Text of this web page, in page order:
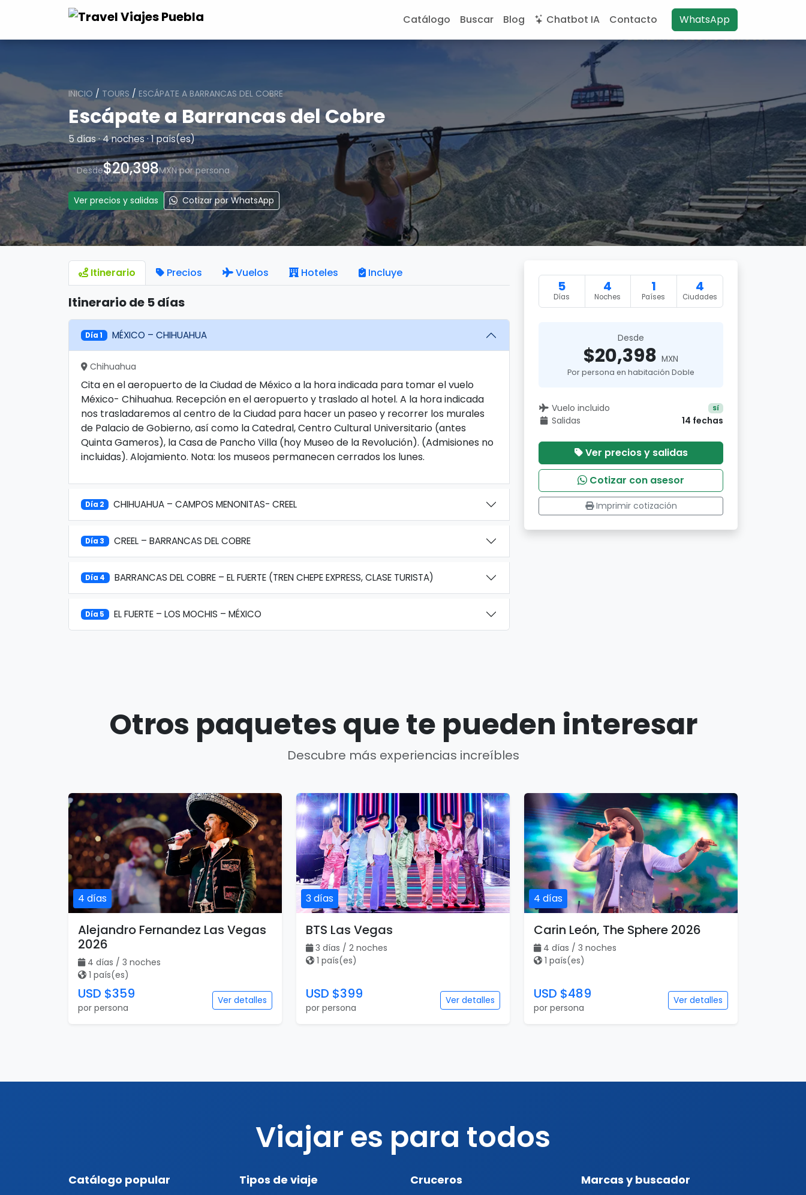
Catálogo Buscar Blog Chatbot IA Contacto WhatsApp
INICIO / TOURS / ESCÁPATE A BARRANCAS DEL COBRE
Escápate a Barrancas del Cobre
5 días · 4 noches · 1 país(es)
Desde$20,398MXN por persona
Ver precios y salidas Cotizar por WhatsApp
Itinerario Precios Vuelos Hoteles Incluye
Itinerario de 5 días
Día 1 MÉXICO – CHIHUAHUA
Chihuahua
Cita en el aeropuerto de la Ciudad de México a la hora indicada para tomar el vuelo
México- Chihuahua. Recepción en el aeropuerto y traslado al hotel. A la hora indicada
nos trasladaremos al centro de la Ciudad para hacer un paseo y recorrer los murales
de Palacio de Gobierno, así como la Catedral, Centro Cultural Universitario (antes
Quinta Gameros), la Casa de Pancho Villa (hoy Museo de la Revolución). (Admisiones no
incluidas). Alojamiento. Nota: los museos permanecen cerrados los lunes.
Día 2 CHIHUAHUA – CAMPOS MENONITAS- CREEL
Día 3 CREEL – BARRANCAS DEL COBRE
Día 4 BARRANCAS DEL COBRE – EL FUERTE (TREN CHEPE EXPRESS, CLASE TURISTA)
Día 5 EL FUERTE – LOS MOCHIS – MÉXICO
5
Días
4
Noches
1
Países
4
Ciudades
Desde
$20,398 MXN
Por persona en habitación Doble
Vuelo incluido Sí
Salidas 14 fechas
Ver precios y salidas
Cotizar con asesor
Imprimir cotización
Otros paquetes que te pueden interesar
Descubre más experiencias increíbles
4 días
Alejandro Fernandez Las Vegas
2026
4 días / 3 noches
1 país(es)
USD $359
por persona
Ver detalles
3 días
BTS Las Vegas
3 días / 2 noches
1 país(es)
USD $399
por persona
Ver detalles
4 días
Carin León, The Sphere 2026
4 días / 3 noches
1 país(es)
USD $489
por persona
Ver detalles
Viajar es para todos
Catálogo popular Tipos de viaje Cruceros Marcas y buscador